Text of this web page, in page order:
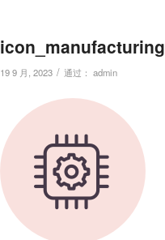
icon_manufacturing
19 9 月, 2023 / 通过： admin